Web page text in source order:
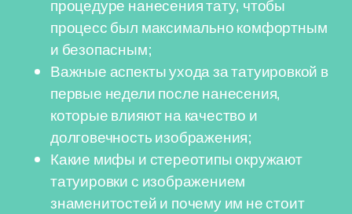
процедуре нанесения тату, чтобы
процесс был максимально комфортным
и безопасным;
Важные аспекты ухода за татуировкой в
первые недели после нанесения,
которые влияют на качество и
долговечность изображения;
Какие мифы и стереотипы окружают
татуировки с изображением
знаменитостей и почему им не стоит